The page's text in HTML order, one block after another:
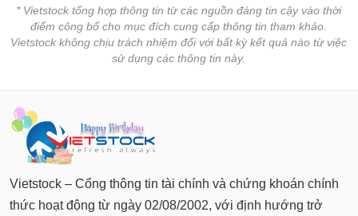
* Vietstock tổng hợp thông tin từ các nguồn đáng tin cậy vào thời
điểm công bố cho mục đích cung cấp thông tin tham khảo.
Vietstock không chịu trách nhiệm đối với bất kỳ kết quả nào từ việc
sử dụng các thông tin này.
Vietstock – Cổng thông tin tài chính và chứng khoán chính
thức hoạt động từ ngày 02/08/2002, với định hướng trở